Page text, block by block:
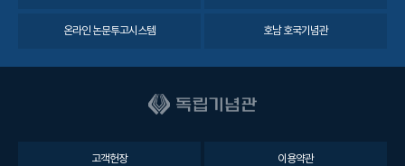
온라인 논문투고시스템 호남 호국기념관
고객헌장 이용약관